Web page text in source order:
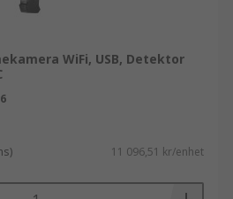
WiFi, USB, Detektor
11 096,51 kr/enhet